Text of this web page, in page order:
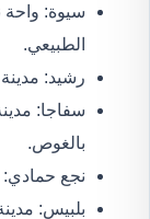
سيوة: واحة
الطبيعي.
رشيد: مدينة
سفاجا:
بالغوص.
نجع
بلبيس: